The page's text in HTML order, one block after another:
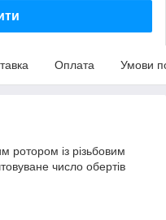
Оплата Умови
ротором із різьбовим
число обертів